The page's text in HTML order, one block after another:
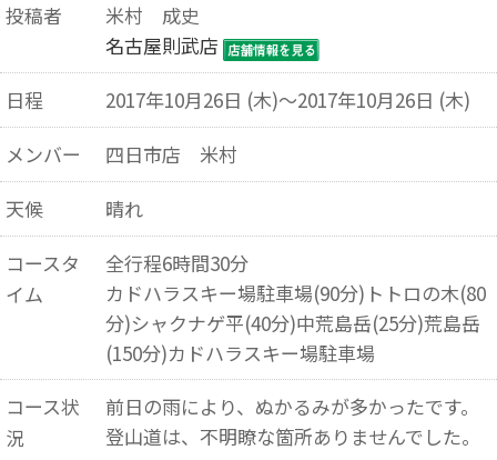
投稿者
米村 成史
名古屋則武店
日程
2017年10月26日 (木)～2017年10月26日 (木)
メンバー
四日市店 米村
天候
晴れ
コースタ
イム
全行程6時間30分
カドハラスキー場駐車場(90分)トトロの木(80
分)シャクナゲ平(40分)中荒島岳(25分)荒島岳
(150分)カドハラスキー場駐車場
コース状
況
前日の雨により、ぬかるみが多かったです。
登山道は、不明瞭な箇所ありませんでした。